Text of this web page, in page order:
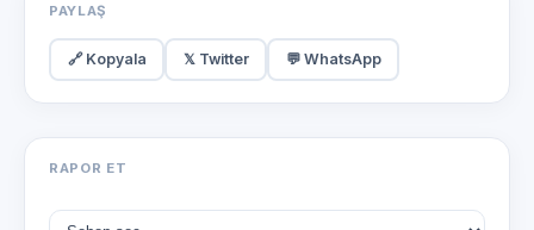
PAYLAŞ
🔗 Kopyala 𝕏 Twitter 💬 WhatsApp
RAPOR ET